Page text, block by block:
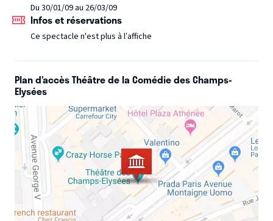
Du 30/01/09 au 26/03/09
Infos et réservations
Ce spectacle n'est plus à l’affiche
Plan d’accès Théâtre de la Comédie des Champs-
Elysées